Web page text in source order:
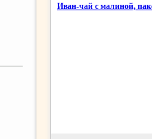
Иван-чай с малиной,